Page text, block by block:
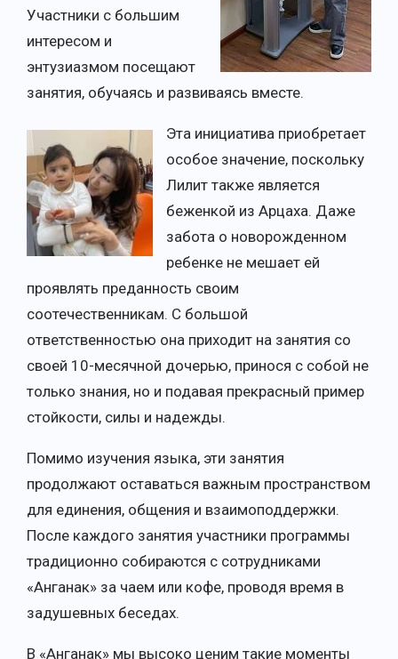
Участники с большим
интересом и
энтузиазмом посещают
занятия, обучаясь и развиваясь вместе.
Эта инициатива приобретает
особое значение, поскольку
Лилит также является
беженкой из Арцаха. Даже
забота о новорожденном
ребенке не мешает ей
проявлять преданность своим
соотечественникам. С большой
ответственностью она приходит на занятия со
своей 10-месячной дочерью, принося с собой не
только знания, но и подавая прекрасный пример
стойкости, силы и надежды.
Помимо изучения языка, эти занятия
продолжают оставаться важным пространством
для единения, общения и взаимоподдержки.
После каждого занятия участники программы
традиционно собираются с сотрудниками
«Анганак» за чаем или кофе, проводя время в
задушевных беседах.
В «Анганак» мы высоко ценим такие моменты